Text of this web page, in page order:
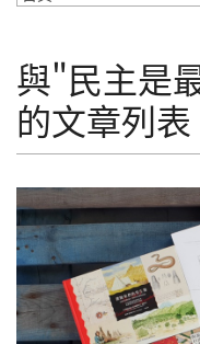
與"民主是
的文章列表